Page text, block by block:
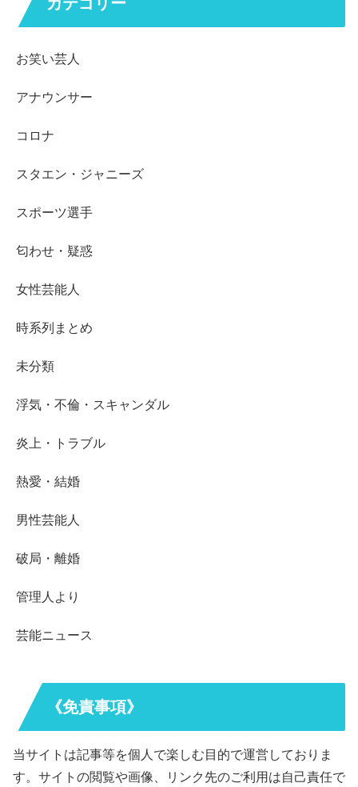
お笑い芸人
アナウンサー
コロナ
スタエン・ジャニーズ
スポーツ選手
匂わせ・疑惑
女性芸能人
時系列まとめ
未分類
浮気・不倫・スキャンダル
炎上・トラブル
熱愛・結婚
男性芸能人
破局・離婚
管理人より
芸能ニュース
《免責事項》
当サイトは記事等を個人で楽しむ目的で運営しておりま
す。サイトの閲覧や画像、リンク先のご利用は自己責任で